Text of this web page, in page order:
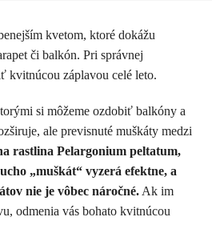
kvetom, ktoré dokážu
či balkón. Pri správnej
kvitnúcou záplavou celé leto.
si môžeme ozdobiť balkóny a
ale previsnuté muškáty medzi
rastlina Pelargonium peltatum,
„muškát“ vyzerá efektne, a
nie je vôbec náročné. Ak im
odmenia vás bohato kvitnúcou